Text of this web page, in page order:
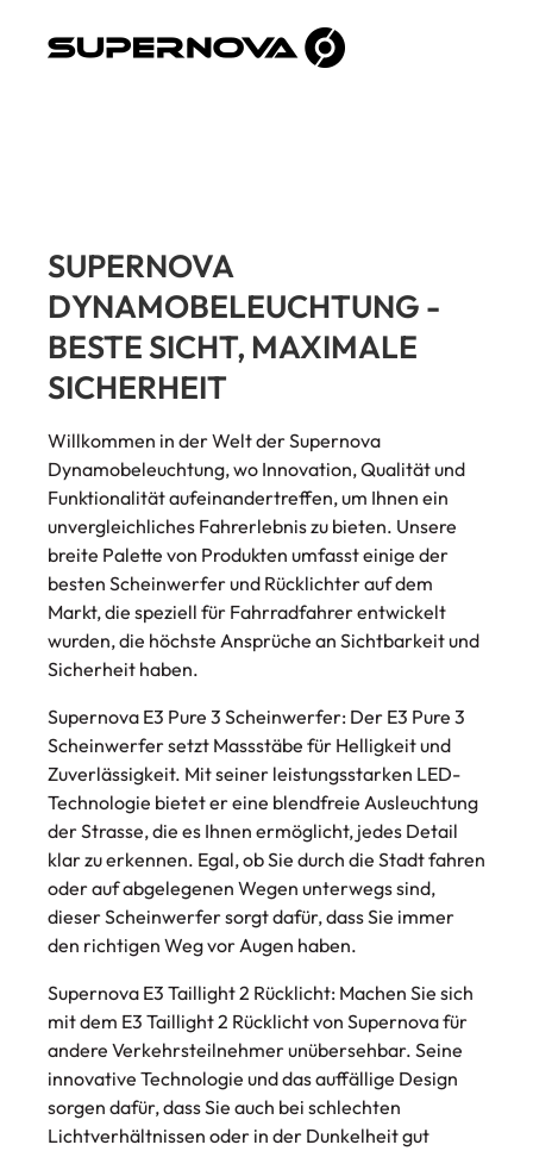
Durchmesser der Sattelstüzte da die Klemme auf
dem Rahmen sitzt und nicht direkt auf der
SUPERNOVA
DYNAMOBELEUCHTUNG -
BESTE SICHT, MAXIMALE
SICHERHEIT
Willkommen in der Welt der Supernova
Dynamobeleuchtung, wo Innovation, Qualität und
Funktionalität aufeinandertreffen, um Ihnen ein
unvergleichliches Fahrerlebnis zu bieten. Unsere
breite Palette von Produkten umfasst einige der
besten Scheinwerfer und Rücklichter auf dem
Markt, die speziell für Fahrradfahrer entwickelt
wurden, die höchste Ansprüche an Sichtbarkeit und
Sicherheit haben.
Supernova E3 Pure 3 Scheinwerfer: Der E3 Pure 3
Scheinwerfer setzt Massstäbe für Helligkeit und
Zuverlässigkeit. Mit seiner leistungsstarken LED-
Technologie bietet er eine blendfreie Ausleuchtung
der Strasse, die es Ihnen ermöglicht, jedes Detail
klar zu erkennen. Egal, ob Sie durch die Stadt fahren
oder auf abgelegenen Wegen unterwegs sind,
dieser Scheinwerfer sorgt dafür, dass Sie immer
den richtigen Weg vor Augen haben.
Supernova E3 Taillight 2 Rücklicht: Machen Sie sich
mit dem E3 Taillight 2 Rücklicht von Supernova für
andere Verkehrsteilnehmer unübersehbar. Seine
innovative Technologie und das auffällige Design
sorgen dafür, dass Sie auch bei schlechten
Lichtverhältnissen oder in der Dunkelheit gut